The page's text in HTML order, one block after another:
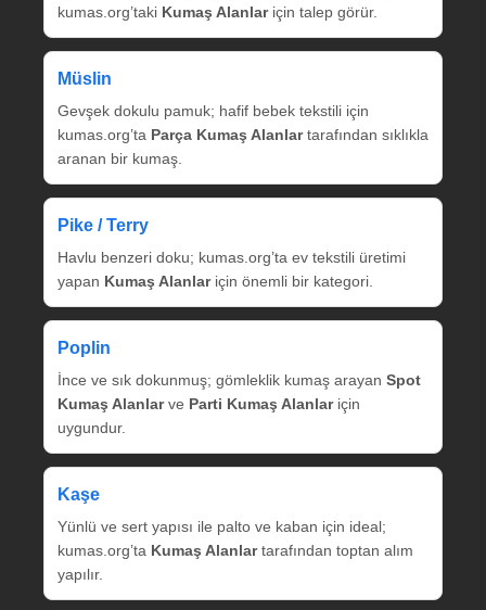
kumas.org’taki Kumaş Alanlariçin talep görür.
Müslin
Gevşek dokulu pamuk; hafif bebek tekstili için
kumas.org’ta Parça Kumaş Alanlartarafından sıklıkla
aranan bir kumaş.
Pike / Terry
Havlu benzeri doku; kumas.org’ta ev tekstili üretimi
yapan Kumaş Alanlariçin önemli bir kategori.
Poplin
İnce ve sık dokunmuş; gömleklik kumaş arayan Spot
Kumaş Alanlarve Parti Kumaş Alanlariçin
uygundur.
Kaşe
Yünlü ve sert yapısı ile palto ve kaban için ideal;
kumas.org’ta Kumaş Alanlartarafından toptan alım
yapılır.